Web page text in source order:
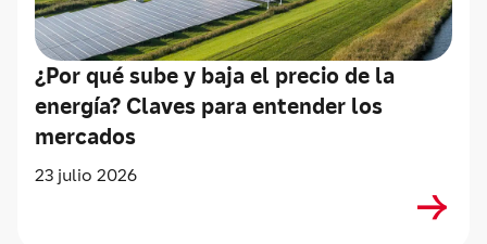
¿Por qué sube y baja el precio de la
energía? Claves para entender los
mercados
23 julio 2026